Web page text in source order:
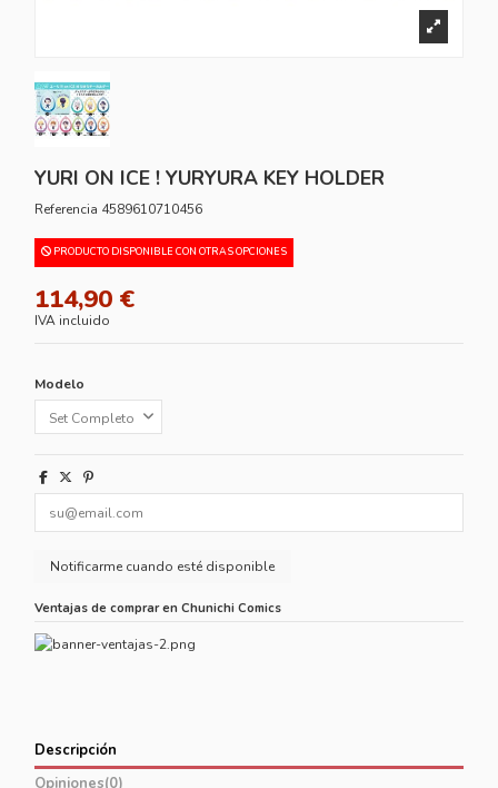
YURI ON ICE ! YURYURA KEY HOLDER
Referencia 4589610710456
PRODUCTO DISPONIBLE CON OTRAS OPCIONES
114,90 €
IVA incluido
Modelo
Ventajas de comprar en Chunichi Comics
Descripción
Opiniones(0)